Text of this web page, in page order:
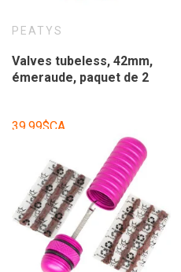
PEATYS
Valves tubeless, 42mm,
émeraude, paquet de 2
39,99$CA